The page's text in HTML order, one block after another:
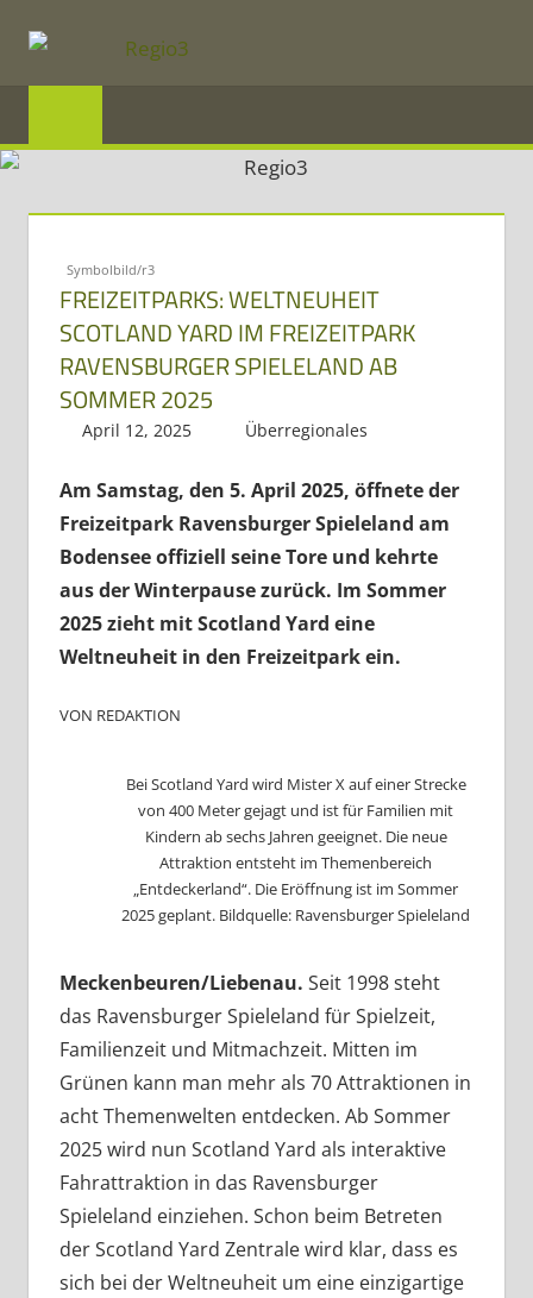
Inhalt
springen
Region
Mosel
und
Saar
Symbolbild/r3
FREIZEITPARKS: WELTNEUHEIT
SCOTLAND YARD IM FREIZEITPARK
RAVENSBURGER SPIELELAND AB
SOMMER 2025
April 12, 2025 Regio3
Überregionales
Am Samstag, den 5. April 2025, öffnete der
Freizeitpark Ravensburger Spieleland am
Bodensee offiziell seine Tore und kehrte
aus der Winterpause zurück. Im Sommer
2025 zieht mit Scotland Yard eine
Weltneuheit in den Freizeitpark ein.
VON REDAKTION
Bei Scotland Yard wird Mister X auf einer Strecke
von 400 Meter gejagt und ist für Familien mit
Kindern ab sechs Jahren geeignet. Die neue
Attraktion entsteht im Themenbereich
„Entdeckerland“. Die Eröffnung ist im Sommer
2025 geplant. Bildquelle: Ravensburger Spieleland
Meckenbeuren/Liebenau. Seit 1998 steht
das Ravensburger Spieleland für Spielzeit,
Familienzeit und Mitmachzeit. Mitten im
Grünen kann man mehr als 70 Attraktionen in
acht Themenwelten entdecken. Ab Sommer
2025 wird nun Scotland Yard als interaktive
Fahrattraktion in das Ravensburger
Spieleland einziehen. Schon beim Betreten
der Scotland Yard Zentrale wird klar, dass es
sich bei der Weltneuheit um eine einzigartige